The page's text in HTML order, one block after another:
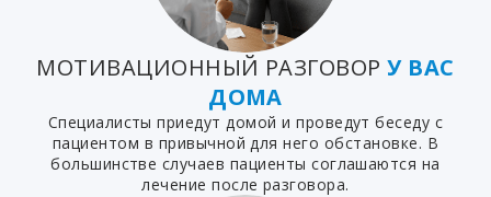
МОТИВАЦИОННЫЙ РАЗГОВОРУ ВАС
ДОМА
Специалисты приедут домой и проведут беседу с
пациентом в привычной для него обстановке. В
большинстве случаев пациенты соглашаются на
лечение после разговора.